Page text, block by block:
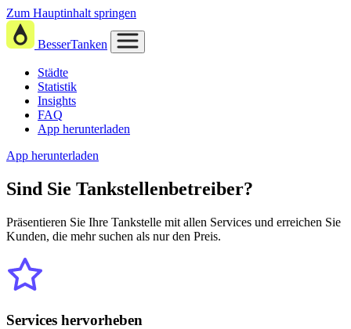
Zum Hauptinhalt springen
BesserTanken
Städte
Statistik
Insights
FAQ
App herunterladen
App herunterladen
Sind Sie Tankstellenbetreiber?
Präsentieren Sie Ihre Tankstelle mit allen Services und erreichen Sie
Kunden, die mehr suchen als nur den Preis.
Services hervorheben